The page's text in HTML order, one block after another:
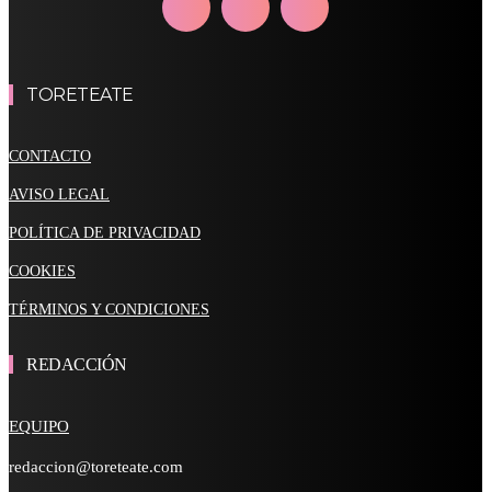
TORETEATE
CONTACTO
AVISO LEGAL
POLÍTICA DE PRIVACIDAD
COOKIES
TÉRMINOS Y CONDICIONES
REDACCIÓN
EQUIPO
redaccion@toreteate.com